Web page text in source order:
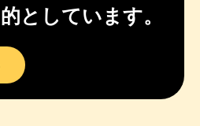
としています。